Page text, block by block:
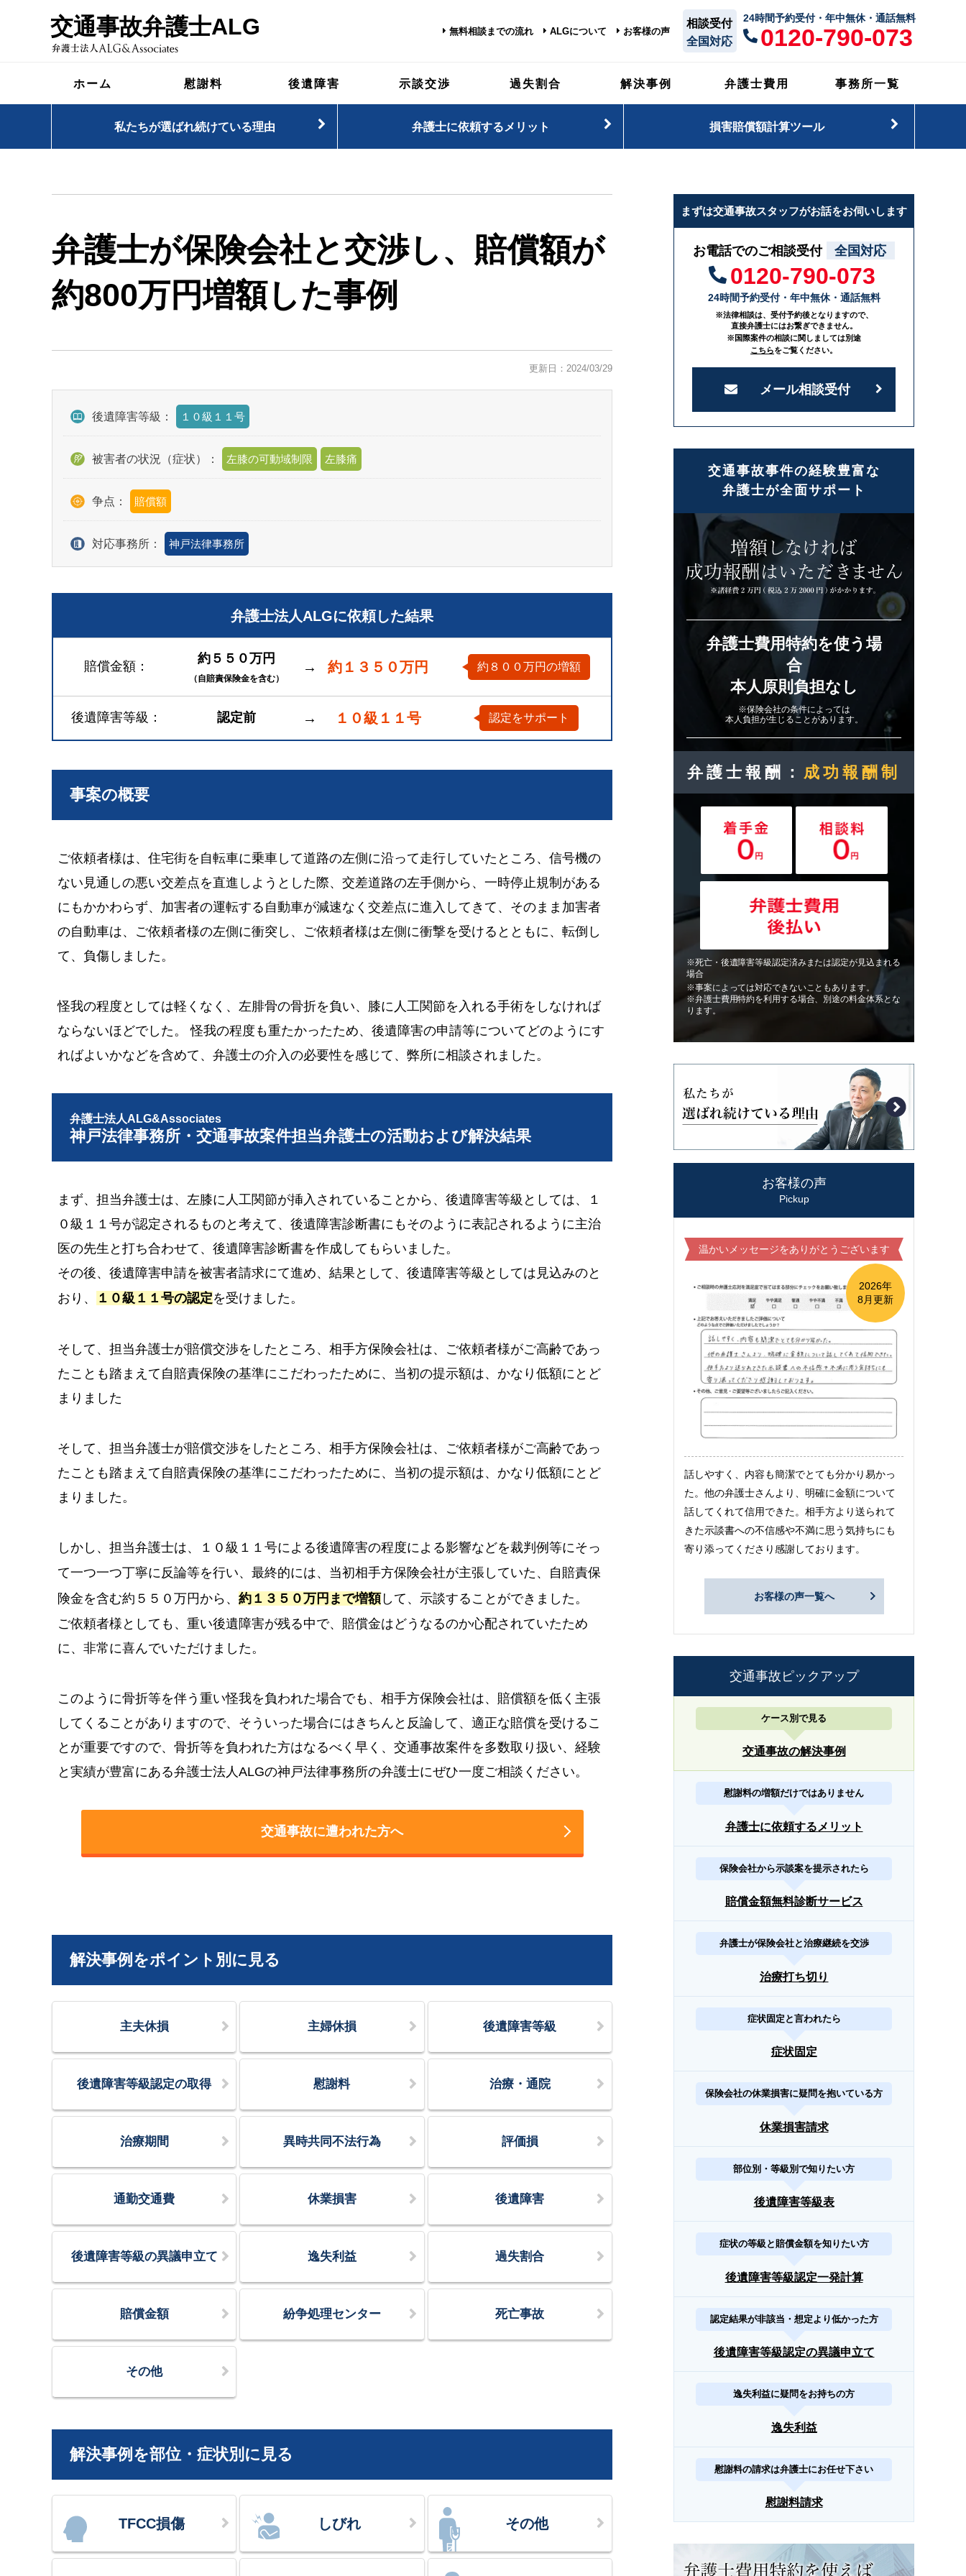
交通事故弁護士ALG 無料相談までの流れ ALGについて お客様の声
相談受付
全国対応
24時間予約受付・年中無休・通話無料
0120-790-073
ホーム 慰謝料 後遺障害 示談交渉 過失割合 解決事例 弁護士費用 事務所一覧
私たちが選ばれ続けている理由 弁護士に依頼するメリット 損害賠償額計算ツール
弁護士が保険会社と交渉し、賠償額が
約800万円増額した事例
更新日：2024/03/29
後遺障害等級： １０級１１号
被害者の状況（症状）： 左膝の可動域制限 左膝痛
争点： 賠償額
対応事務所： 神戸法律事務所
弁護士法人ALGに依頼した結果
賠償金額
約５５０万円
（自賠責保険金を含む）
→ 約１３５０万円 約８００万円の増額
後遺障害等級 認定前 → １０級１１号 認定をサポート
事案の概要
ご依頼者様は、住宅街を自転車に乗車して道路の左側に沿って走行していたところ、信号機の
ない見通しの悪い交差点を直進しようとした際、交差道路の左手側から、一時停止規制がある
にもかかわらず、加害者の運転する自動車が減速なく交差点に進入してきて、そのまま加害者
の自動車は、ご依頼者様の左側に衝突し、ご依頼者様は左側に衝撃を受けるとともに、転倒し
て、負傷しました。
怪我の程度としては軽くなく、左腓骨の骨折を負い、膝に人工関節を入れる手術をしなければ
ならないほどでした。 怪我の程度も重たかったため、後遺障害の申請等についてどのようにす
ればよいかなどを含めて、弁護士の介入の必要性を感じて、弊所に相談されました。
弁護士法人ALG&Associates
神戸法律事務所・交通事故案件担当弁護士の活動および解決結果
まず、担当弁護士は、左膝に人工関節が挿入されていることから、後遺障害等級としては、１
０級１１号が認定されるものと考えて、後遺障害診断書にもそのように表記されるように主治
医の先生と打ち合わせて、後遺障害診断書を作成してもらいました。
その後、後遺障害申請を被害者請求にて進め、結果として、後遺障害等級としては見込みのと
おり、
１０級１１号の認定を受けました。
そして、担当弁護士が賠償交渉をしたところ、相手方保険会社は、ご依頼者様がご高齢であっ
たことも踏まえて自賠責保険の基準にこだわったために、当初の提示額は、かなり低額にとど
まりました
そして、担当弁護士が賠償交渉をしたところ、相手方保険会社は、ご依頼者様がご高齢であっ
たことも踏まえて自賠責保険の基準にこだわったために、当初の提示額は、かなり低額にとど
まりました。
しかし、担当弁護士は、１０級１１号による後遺障害の程度による影響などを裁判例等にそっ
て一つ一つ丁寧に反論等を行い、最終的には、 当初相手方保険会社が主張していた、自賠責保
険金を含む約５５０万円から、 約１３５０万円まで増額して、示談することができました。
ご依頼者様としても、重い後遺障害が残る中で、賠償金はどうなるのか心配されていたため
に、非常に喜んでいただけました。
このように骨折等を伴う重い怪我を負われた場合でも、相手方保険会社は、賠償額を低く主張
してくることがありますので、そういった場合にはきちんと反論して、適正な賠償を受けるこ
とが重要ですので、骨折等を負われた方はなるべく早く、交通事故案件を多数取り扱い、経験
と実績が豊富にある弁護士法人ALGの神戸法律事務所の弁護士にぜひ一度ご相談ください。
交通事故に遭われた方へ
解決事例をポイント別に見る
主夫休損 主婦休損 後遺障害等級
後遺障害等級認定の取得 慰謝料 治療・通院
治療期間 異時共同不法行為 評価損
通勤交通費 休業損害 後遺障害
後遺障害等級の異議申立て 逸失利益 過失割合
賠償金額 紛争処理センター 死亡事故
その他
解決事例を部位・症状別に見る
TFCC損傷 しびれ その他
まずは交通事故スタッフがお話をお伺いします
お電話でのご相談受付 全国対応
0120-790-073
24時間予約受付・年中無休・通話無料
※法律相談は、受付予約後となりますので、
直接弁護士にはお繋ぎできません。
※国際案件の相談に関しましては別途
こちらをご覧ください。
メール相談受付
交通事故事件の経験豊富な
弁護士が全面サポート
弁護士費用特約を使う場
合
本人原則負担なし
※保険会社の条件によっては
本人負担が生じることがあります。
弁護士報酬： 成功報酬制
※死亡・後遺障害等級認定済みまたは認定が見込まれる
場合
※事案によっては対応できないこともあります。
※弁護士費用特約を利用する場合、別途の料金体系とな
ります。
お客様の声
Pickup
温かいメッセージをありがとうございます
2026年
8月更新
話しやすく、内容も簡潔でとても分かり易かっ
た。他の弁護士さんより、明確に金額について
話してくれて信用できた。相手方より送られて
きた示談書への不信感や不満に思う気持ちにも
寄り添ってくださり感謝しております。
お客様の声一覧へ
交通事故ピックアップ
ケース別で見る
交通事故の解決事例
慰謝料の増額だけではありません
弁護士に依頼するメリット
保険会社から示談案を提示されたら
賠償金額無料診断サービス
弁護士が保険会社と治療継続を交渉
治療打ち切り
症状固定と言われたら
症状固定
保険会社の休業損害に疑問を抱いている方
休業損害請求
部位別・等級別で知りたい方
後遺障害等級表
症状の等級と賠償金額を知りたい方
後遺障害等級認定一発計算
認定結果が非該当・想定より低かった方
後遺障害等級認定の異議申立て
逸失利益に疑問をお持ちの方
逸失利益
慰謝料の請求は弁護士にお任せ下さい
慰謝料請求